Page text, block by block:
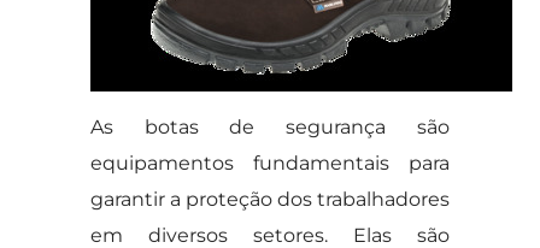
As botas de segurança são
equipamentos fundamentais para
garantir a proteção dos trabalhadores
em diversos setores. Elas são